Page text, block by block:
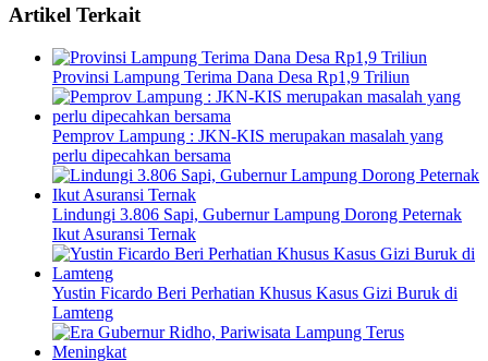
Artikel Terkait
Provinsi Lampung Terima Dana Desa Rp1,9 Triliun
Pemprov Lampung : JKN-KIS merupakan masalah yang
perlu dipecahkan bersama
Lindungi 3.806 Sapi, Gubernur Lampung Dorong Peternak
Ikut Asuransi Ternak
Yustin Ficardo Beri Perhatian Khusus Kasus Gizi Buruk di
Lamteng